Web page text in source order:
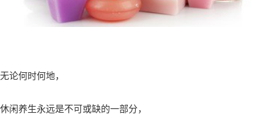
无论何时何地，
休闲养生永远是不可或缺的一部分，